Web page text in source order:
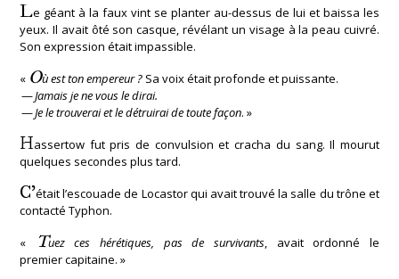
Le géant à la faux vint se planter au-dessus de lui et baissa les
yeux. Il avait ôté son casque, révélant un visage à la peau cuivré.
Son expression était impassible.
« Où est ton empereur ? Sa voix était profonde et puissante.
—Jamais je ne vous le dirai.
—Je le trouverai et le détruirai de toute façon. »
Hassertow fut pris de convulsion et cracha du sang. Il mourut
quelques secondes plus tard.
C’était l’escouade de Locastor qui avait trouvé la salle du trône et
contacté Typhon.
«
Tuez ces hérétiques, pas de survivants, avait ordonné le
premier capitaine. »